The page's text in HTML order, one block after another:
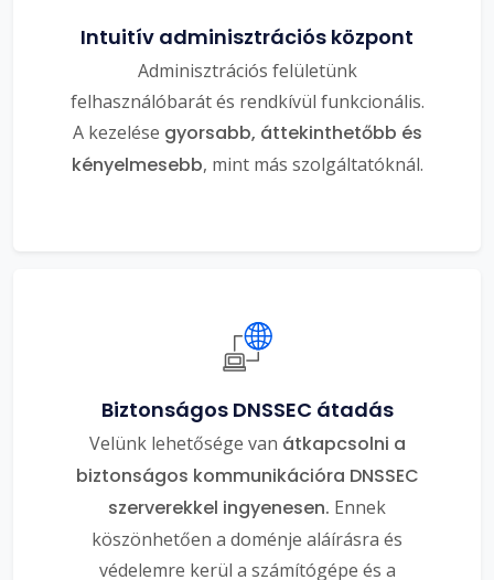
Intuitív adminisztrációs központ
Adminisztrációs felületünk
felhasználóbarát és rendkívül funkcionális.
A kezelése gyorsabb, áttekinthetőbb és
kényelmesebb, mint más szolgáltatóknál.
Biztonságos DNSSEC átadás
Velünk lehetősége van átkapcsolni a
biztonságos kommunikációra DNSSEC
szerverekkel ingyenesen. Ennek
köszönhetően a doménje aláírásra és
védelemre kerül a számítógépe és a